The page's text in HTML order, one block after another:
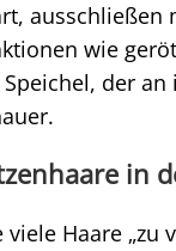
ausschließen
wie
der
in
viele Haare